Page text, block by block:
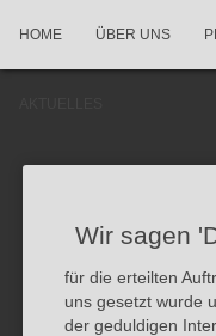
HOME ÜBER UNS
Wir sagen
für die erteilten
uns gesetzt wurde
der geduldigen